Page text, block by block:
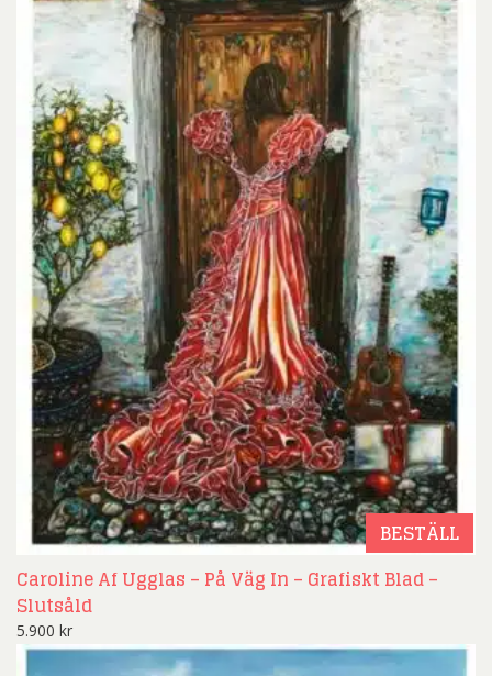
BESTÄLL
Caroline Af Ugglas – På Väg In – Grafiskt Blad –
Slutsåld
5.900 kr